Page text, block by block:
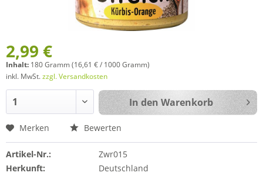
2,99 €
Inhalt: 180 Gramm (16,61 € / 1000 Gramm)
inkl. MwSt.zzgl. Versandkosten
In den Warenkorb
Merken Bewerten
Artikel-Nr.:
Zwr015
Herkunft:
Deutschland